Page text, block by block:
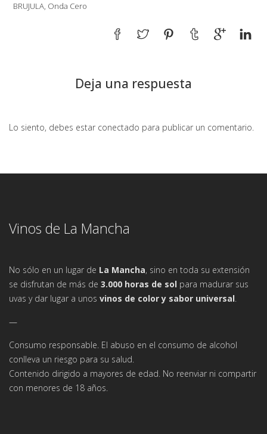
BRUJULA, Onda Cero
Deja una respuesta
Lo siento, debes estar conectado para publicar un comentario.
Vinos de La Mancha
No sólo en un lugar de La Mancha, sino en toda su extensión
se disfrutan de más de 3.000 horas de sol para madurar sus
uvas y dar lugar a unos vinos de color y sabor universal.
—
Consumo responsable. El abuso en el consumo de alcohol
conlleva un riesgo para su salud.
Contenido dirigido a mayores de edad. No reenviar ni compartir
con menores de 18 años.